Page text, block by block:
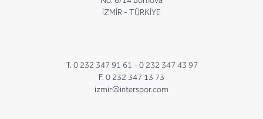
İZMİR - TÜRKİYE
T. 0 232 347 91 61 - 0 232 347 43 97
F. 0 232 347 13 73
izmir@interspor.com